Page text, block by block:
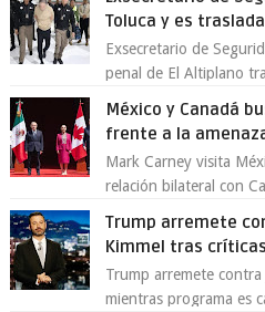
Toluca y es
Exsecretario de
penal de El Altiplano
México y Canadá
frente a la
Mark Carney visita
relación bilateral con
Trump arremete
Kimmel tras críticas
Trump arremete contra
mientras programa es